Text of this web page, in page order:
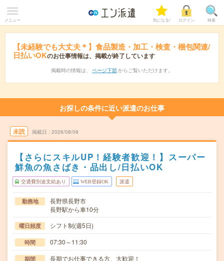
メニュー 気になる! ログイン 検索
【未経験でも大丈夫＊】食品製造・加工・検査・梱包関連/
日払いOKのお仕事情報は、掲載が終了しています
掲載時の情報は、 ページ下部 からご覧いただけます。
お探しの条件に近い派遣のお仕事
未読 掲載日 2026/08/09
【さらにスキルUP！経験者歓迎！】スーパー
鮮魚の魚さばき・品出し/日払いOK
交通費別途支給あり WEB登録OK 派遣
勤務地
長野県長野市
長野駅から車10分
曜日頻度 シフト制(週5日)
時間 07:30～11:30
期間 長期でお仕事できる方、大歓迎！